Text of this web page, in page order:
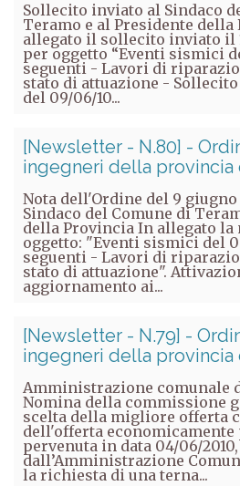
Sollecito inviato al Sindaco
Teramo e al Presidente
allegato il sollecito inviato il
per oggetto “Eventi sismici
seguenti - Lavori di
stato di attuazione -
del 09/06/10...
[Newsletter - N.80] -
ingegneri della provincia
Nota dell'Ordine del 9
Sindaco del Comune di
della Provincia In allegato la
oggetto: "Eventi sismici del
seguenti - Lavori di
stato di attuazione".
aggiornamento ai...
[Newsletter - N.79] -
ingegneri della provincia
Amministrazione comunale
Nomina della commissione
scelta della migliore offerta
dell'offerta economicamente
pervenuta in data 04/06/
dall’Amministrazione
la richiesta di una terna...